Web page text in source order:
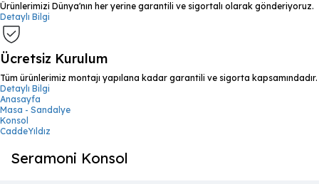
Ürünlerimizi Dünya'nın her yerine garantili ve sigortalı olarak gönderiyoruz.
Detaylı Bilgi
Ücretsiz Kurulum
Tüm ürünlerimiz montajı yapılana kadar garantili ve sigorta kapsamındadır.
Detaylı Bilgi
Anasayfa
Masa - Sandalye
Konsol
CaddeYıldız
Seramoni Konsol